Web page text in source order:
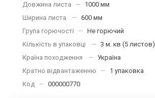
Довжина листа
— 1000 мм
Ширина листа
— 600 мм
Група горючості
— Не горючий
Кількість в упаковці
— 3 м. кв (5 листов)
Країна походження
— Україна
Кратно відвантаженню
— 1 упаковка
Код — 000000770